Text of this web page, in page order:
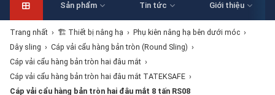
Sản phẩm Tin tức Giới thiệu
Trang nhất › 🏗 Thiết bị nâng hạ › Phụ kiên nâng hạ bên dưới móc ›
Dây sling › Cáp vải cẩu hàng bản tròn (Round Sling) ›
Cáp vải cẩu hàng bản tròn hai đâu mắt ›
Cáp vải cẩu hàng bản tròn hai đâu mắt TATEKSAFE ›
Cáp vải cẩu hàng bản tròn hai đâu mắt 8 tấn RS08